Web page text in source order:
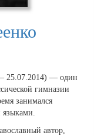
25.07.2014) — один
гимназии
занимался
языками.
автор,